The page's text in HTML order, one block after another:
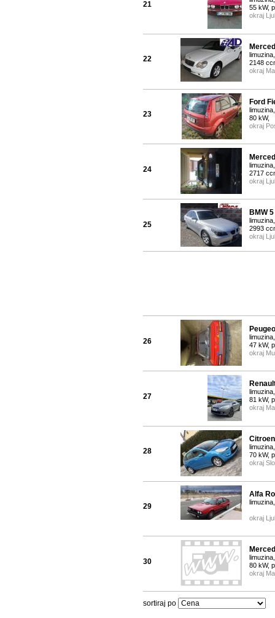
21
55 kW,
okraj
22
2148
okraj
23
Ford
80 kW,
okraj
24
2717
okraj
25
BMW
2993
okraj
26
47 kW,
okraj
27
81 kW,
okraj
28
70 kW,
okraj
29
Alfa
okraj
30
80 kW,
okraj
sortiraj po